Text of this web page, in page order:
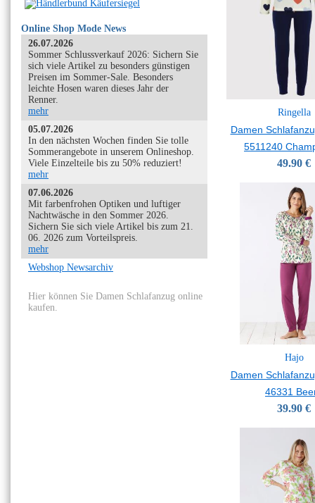
Online Shop Mode News
26.07.2026
Sommer Schlussverkauf 2026: Sichern Sie
sich viele Artikel zu besonders günstigen
Preisen im Sommer-Sale. Besonders
leichte Hosen waren dieses Jahr der
Renner.
mehr
05.07.2026
In den nächsten Wochen finden Sie tolle
Sommerangebote in unserem Onlineshop.
Viele Einzelteile bis zu 50% reduziert!
mehr
07.06.2026
Mit farbenfrohen Optiken und luftiger
Nachtwäsche in den Sommer 2026.
Sichern Sie sich viele Artikel bis zum 21.
06. 2026 zum Vorteilspreis.
mehr
Webshop Newsarchiv
Hier können Sie Damen Schlafanzug online
kaufen.
Ringella
Damen
5511240
49.90 €
Hajo
Damen
46331
39.90 €